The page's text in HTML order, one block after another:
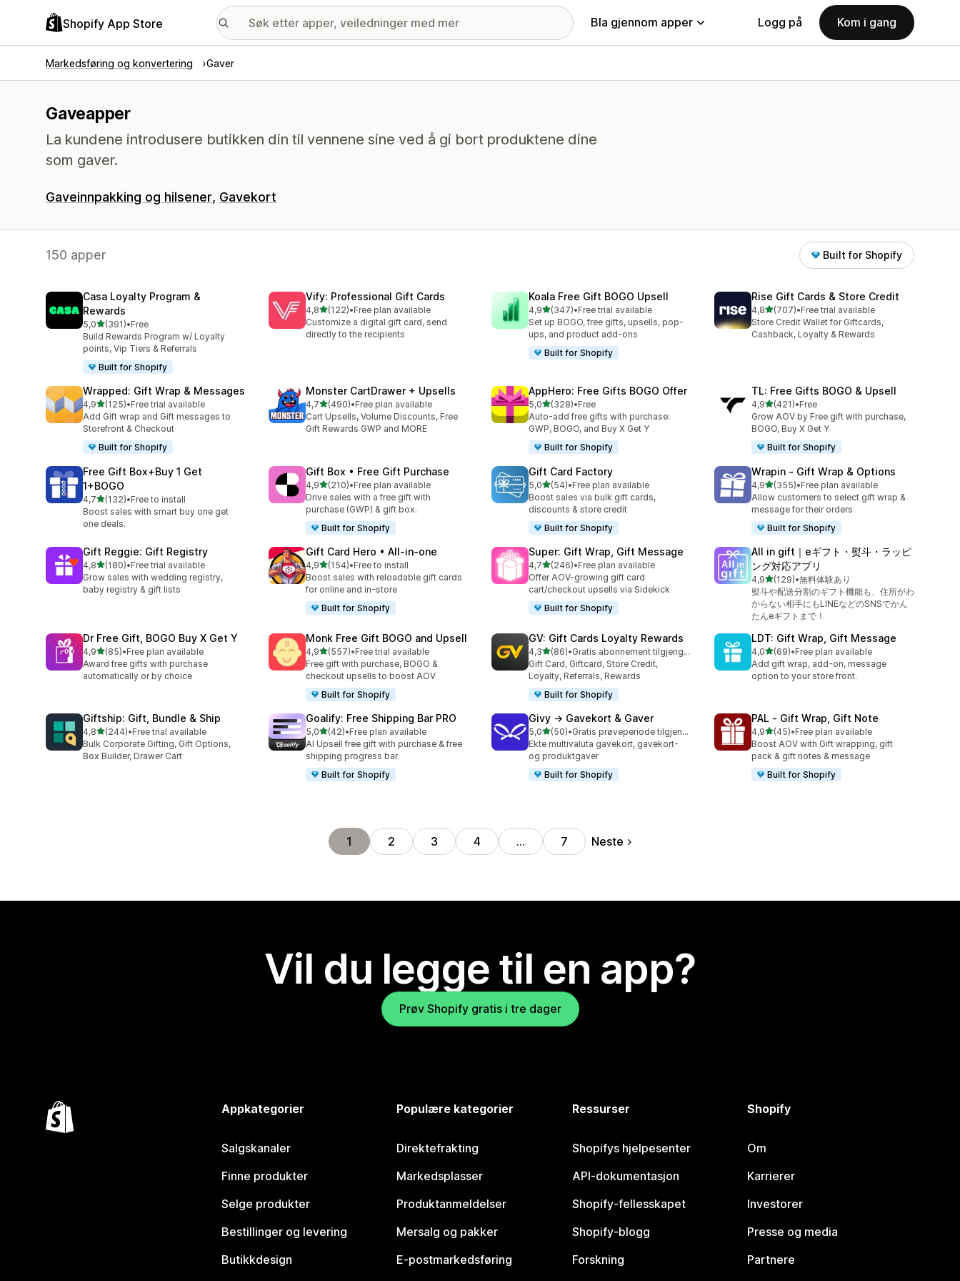
Shopify App Store Bla gjennom apper Logg på Kom i gang
Markedsføring og konvertering Gaver
Gaveapper
La kundene introdusere butikken din til vennene sine ved å gi bort produktene dine
som gaver.
Gaveinnpakking og hilsener Gavekort
150 apper Built for Shopify
Casa Loyalty Program &
Rewards
5,0av 5 stjerner
(391)
Totalt 391 omtaler
•Free
Build Rewards Program w/ Loyalty
points, Vip Tiers & Referrals
Built for Shopify
Vify: Professional Gift Cards
4,8av 5 stjerner
(122)
Totalt 122 omtaler
•Free plan available
Customize a digital gift card, send
directly to the recipients
Koala Free Gift BOGO Upsell
4,9av 5 stjerner
(347)
Totalt 347 omtaler
•Free trial available
Set up BOGO, free gifts, upsells, pop-
ups, and product add-ons
Built for Shopify
Rise Gift Cards & Store Credit
4,8av 5 stjerner
(707)
Totalt 707 omtaler
•Free trial available
Store Credit Wallet for Giftcards,
Cashback, Loyalty & Rewards
Wrapped: Gift Wrap & Messages
4,9av 5 stjerner
(125)
Totalt 125 omtaler
•Free trial available
Add Gift wrap and Gift messages to
Storefront & Checkout
Built for Shopify
Monster CartDrawer + Upsells
4,7av 5 stjerner
(490)
Totalt 490 omtaler
•Free plan available
Cart Upsells, Volume Discounts, Free
Gift Rewards GWP and MORE
AppHero: Free Gifts BOGO Offer
5,0av 5 stjerner
(328)
Totalt 328 omtaler
•Free
Auto-add free gifts with purchase:
GWP, BOGO, and Buy X Get Y
Built for Shopify
TL: Free Gifts BOGO & Upsell
4,9av 5 stjerner
(421)
Totalt 421 omtaler
•Free
Grow AOV by Free gift with purchase,
BOGO, Buy X Get Y
Built for Shopify
Free Gift Box+Buy 1 Get
1+BOGO
4,7av 5 stjerner
(132)
Totalt 132 omtaler
•Free to install
Boost sales with smart buy one get
one deals.
Gift Box • Free Gift Purchase
4,9av 5 stjerner
(210)
Totalt 210 omtaler
•Free plan available
Drive sales with a free gift with
purchase (GWP) & gift box.
Built for Shopify
Gift Card Factory
5,0av 5 stjerner
(54)
Totalt 54 omtaler
•Free plan available
Boost sales via bulk gift cards,
discounts & store credit
Built for Shopify
Wrapin ‑ Gift Wrap & Options
4,9av 5 stjerner
(355)
Totalt 355 omtaler
•Free plan available
Allow customers to select gift wrap &
message for their orders
Built for Shopify
Gift Reggie: Gift Registry
4,8av 5 stjerner
(180)
Totalt 180 omtaler
•Free trial available
Grow sales with wedding registry,
baby registry & gift lists
Gift Card Hero • All‑in‑one
4,9av 5 stjerner
(154)
Totalt 154 omtaler
•Free to install
Boost sales with reloadable gift cards
for online and in-store
Built for Shopify
Super: Gift Wrap, Gift Message
4,7av 5 stjerner
(246)
Totalt 246 omtaler
•Free plan available
Offer AOV-growing gift card
cart/checkout upsells via Sidekick
Built for Shopify
All in gift｜eギフト・熨斗・ラッピ
ング対応アプリ
4,9av 5 stjerner
(129)
Totalt 129 omtaler
•無料体験あり
熨斗や配送分割のギフト機能も、住所がわ
からない相手にもLINEなどのSNSでかん
たんeギフトまで！
Dr Free Gift, BOGO Buy X Get Y
4,9av 5 stjerner
(85)
Totalt 85 omtaler
•Free plan available
Award free gifts with purchase
automatically or by choice
Monk Free Gift BOGO and Upsell
4,9av 5 stjerner
(557)
Totalt 557 omtaler
•Free trial available
Free gift with purchase, BOGO &
checkout upsells to boost AOV
Built for Shopify
GV: Gift Cards Loyalty Rewards
4,3av 5 stjerner
(86)
Totalt 86 omtaler
•
Gratis abonnement tilgjengelig
Gift Card, Giftcard, Store Credit,
Loyalty, Referrals, Rewards
Built for Shopify
LDT: Gift Wrap, Gift Message
4,0av 5 stjerner
(69)
Totalt 69 omtaler
•Free plan available
Add gift wrap, add-on, message
option to your store front.
Giftship: Gift, Bundle & Ship
4,8av 5 stjerner
(244)
Totalt 244 omtaler
•Free trial available
Bulk Corporate Gifting, Gift Options,
Box Builder, Drawer Cart
Goalify: Free Shipping Bar PRO
5,0av 5 stjerner
(42)
Totalt 42 omtaler
•Free plan available
AI Upsell free gift with purchase & free
shipping progress bar
Built for Shopify
Givy → Gavekort & Gaver
5,0av 5 stjerner
(50)
Totalt 50 omtaler
•
Gratis prøveperiode tilgjengelig
Ekte multivaluta gavekort, gavekort-
og produktgaver
Built for Shopify
PAL ‑ Gift Wrap, Gift Note
4,9av 5 stjerner
(45)
Totalt 45 omtaler
•Free plan available
Boost AOV with Gift wrapping, gift
pack & gift notes & message
Built for Shopify
1 2 3 4 … 7 Neste
Vil du legge til en app?
Prøv Shopify gratis i tre dager
Appkategorier
Salgskanaler
Finne produkter
Selge produkter
Bestillinger og levering
Butikkdesign
Populære kategorier
Direktefrakting
Markedsplasser
Produktanmeldelser
Mersalg og pakker
E-postmarkedsføring
Ressurser
Shopifys hjelpesenter
API-dokumentasjon
Shopify-fellesskapet
Shopify-blogg
Forskning
Shopify
Om
Karrierer
Investorer
Presse og media
Partnere